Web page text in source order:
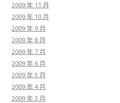
2009 年 11 月
2009 年 10 月
2009 年 9 月
2009 年 8 月
2009 年 7 月
2009 年 6 月
2009 年 5 月
2009 年 4 月
2009 年 3 月